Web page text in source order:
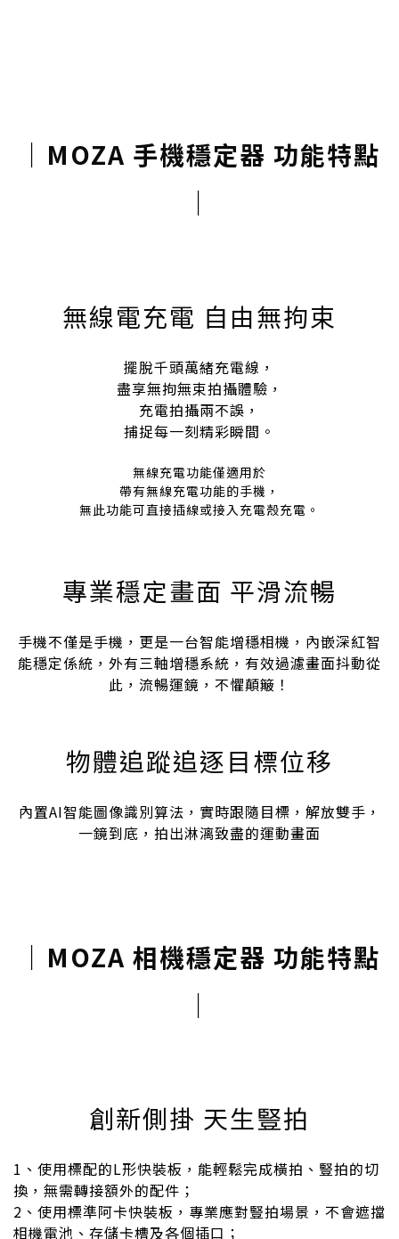
｜ MOZA 手機穩定器 功能特點
｜
無線電充電 自由無拘束
擺脫千頭萬緒充電線，
盡享無拘無束拍攝體驗，
充電拍攝兩不誤，
捕捉每一刻精彩瞬間。
無線充電功能僅適用於
帶有無線充電功能的手機，
無此功能可直接插線或接入充電殼充電。
專業穩定畫面 平滑流暢
手機不僅是手機，更是一台智能增穩相機，內嵌深紅智
能穩定係統，外有三軸增穩系統，有效過濾畫面抖動從
此，流暢運鏡，不懼顛簸！
物體追蹤追逐目標位移
內置AI智能圖像識別算法， 實時跟隨目標，解放雙手，
一鏡到底，拍出淋漓致盡的運動畫面
｜ MOZA 相機穩定器 功能特點
｜
創新側掛 天生豎拍
1、使用標配的L形快裝板，能輕鬆完成橫拍、豎拍的切
換，無需轉接額外的配件；
2、使用標準阿卡快裝板，專業應對豎拍場景，不會遮擋
相機電池、存儲卡槽及各個插口；